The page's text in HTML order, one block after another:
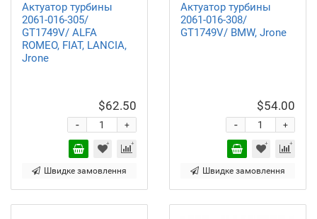
Актуатор турбины
2061-016-305/
GT1749V/ ALFA
ROMEO, FIAT, LANCIA,
Jrone
$62.50
+
-
Швидке замовлення
Актуатор турбины
2061-016-308/
GT1749V/ BMW, Jrone
$54.00
+
-
Швидке замовлення